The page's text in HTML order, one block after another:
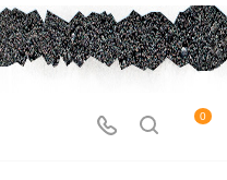
0